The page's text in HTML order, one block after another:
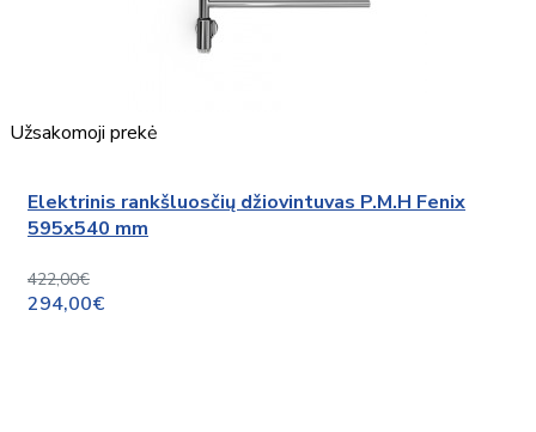
Užsakomoji prekė
Elektrinis rankšluosčių džiovintuvas P.M.H Fenix
595x540 mm
422,00€
294,00€